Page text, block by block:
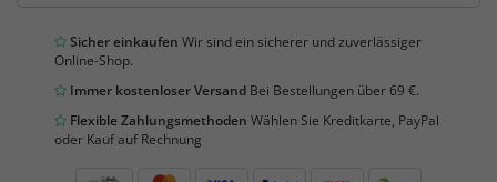
Sicher einkaufen Wir sind ein sicherer und zuverlässiger
Online-Shop.
Immer kostenloser Versand Bei Bestellungen über 69 €.
Flexible Zahlungsmethoden Wählen Sie Kreditkarte, PayPal
oder Kauf auf Rechnung